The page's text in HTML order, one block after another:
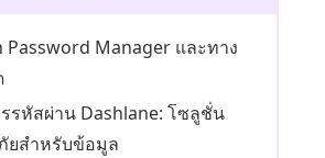
Password Manager และทาง
รหัสผ่าน Dashlane: โซลูชั่น
ยสำหรับข้อมูล